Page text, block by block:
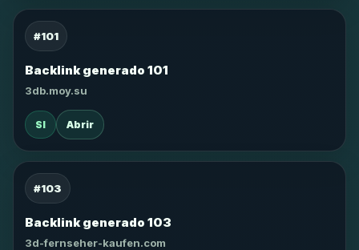
#101
Backlink generado 101
3db.moy.su
SI Abrir
#103
Backlink generado 103
3d-fernseher-kaufen.com